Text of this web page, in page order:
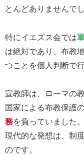
とんどありませんでし
特にイエズス会では
は絶対であり、布教
つことを個人判断で
宣教師は、ローマの
国家による布教保護
務を負っていました
現代的な発想は、制
のです。